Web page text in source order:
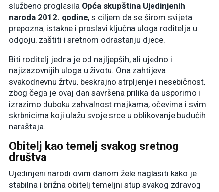
službeno proglasila Opća skupština Ujedinjenih
naroda 2012. godine, s ciljem da se širom svijeta
prepozna, istakne i proslavi ključna uloga roditelja u
odgoju, zaštiti i sretnom odrastanju djece.
Biti roditelj jedna je od najljepših, ali ujedno i
najizazovnijih uloga u životu. Ona zahtijeva
svakodnevnu žrtvu, beskrajno strpljenje i nesebičnost,
zbog čega je ovaj dan savršena prilika da usporimo i
izrazimo duboku zahvalnost majkama, očevima i svim
skrbnicima koji ulažu svoje srce u oblikovanje budućih
naraštaja.
Obitelj kao temelj svakog sretnog
društva
Ujedinjeni narodi ovim danom žele naglasiti kako je
stabilna i brižna obitelj temeljni stup svakog zdravog